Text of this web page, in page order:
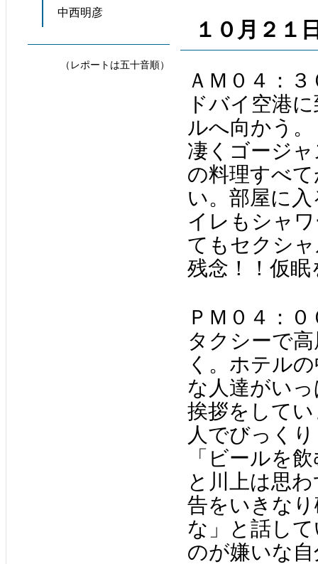
中西明彦
（レポートは五十音順）
１０月２１
ＡＭ０４：３
ドバイ空港
ルへ向かう
凄くゴージ
の料理すべ
い。部屋に
イレもシャ
てもセクシ
残念！！仮
ＰＭ０４：０
タクシーで
く。ホテル
な人達がい
挨拶をして
人でびっく
「ビールを
と川上は思
告をいきな
な」と話し
のが嫌いな